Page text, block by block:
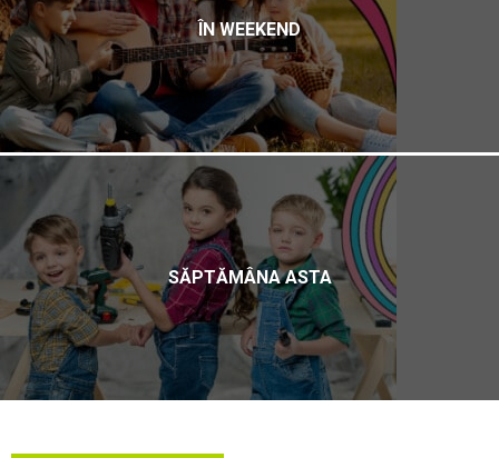
ÎN WEEKEND
SĂPTĂMÂNA ASTA